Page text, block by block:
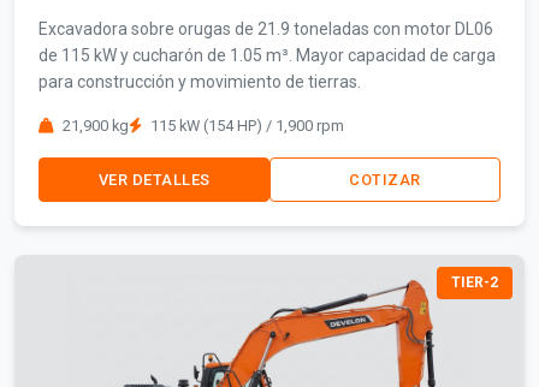
Excavadora sobre orugas de 21.9 toneladas con motor DL06
de 115 kW y cucharón de 1.05 m³. Mayor capacidad de carga
para construcción y movimiento de tierras.
21,900 kg 115 kW (154 HP) / 1,900 rpm
VER DETALLES COTIZAR
TIER-2